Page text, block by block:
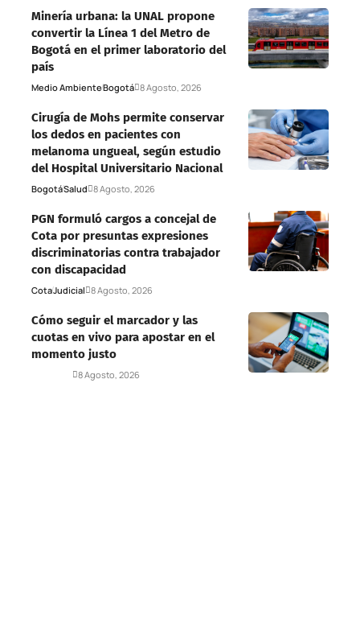
Minería urbana: la UNAL propone
convertir la Línea 1 del Metro de
Bogotá en el primer laboratorio del
país
Medio AmbienteBogotá 8 Agosto, 2026
Cirugía de Mohs permite conservar
los dedos en pacientes con
melanoma ungueal, según estudio
del Hospital Universitario Nacional
BogotáSalud 8 Agosto, 2026
PGN formuló cargos a concejal de
Cota por presuntas expresiones
discriminatorias contra trabajador
con discapacidad
CotaJudicial 8 Agosto, 2026
Cómo seguir el marcador y las
cuotas en vivo para apostar en el
momento justo
8 Agosto, 2026